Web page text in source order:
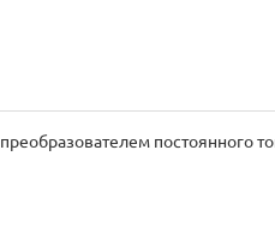
постоянного